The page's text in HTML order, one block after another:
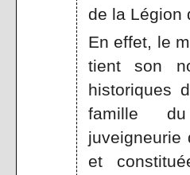
de la Légion
En effet, le
tient son
historiques
famille
juveigneurie
et